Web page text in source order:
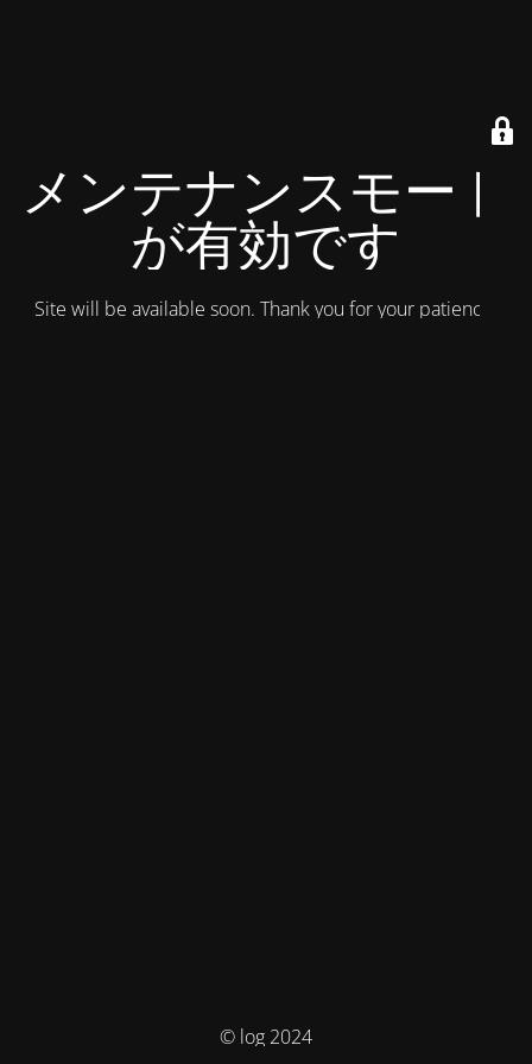
メンテナンスモード
が有効です
Site will be available soon. Thank you for your patience!
© log 2024